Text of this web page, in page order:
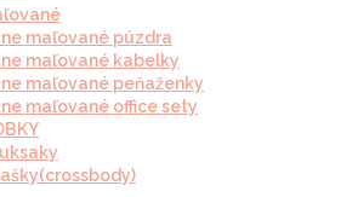
maľované púzdra
maľované kabelky
maľované peňaženky
maľované office sety